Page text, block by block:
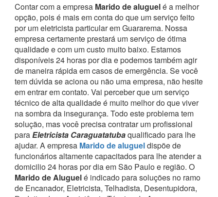
Contar com a empresa Marido de aluguelé a melhor
opção, pois é mais em conta do que um serviço feito
por um eletricista particular em Guararema. Nossa
empresa certamente prestará um serviço de ótima
qualidade e com um custo muito baixo. Estamos
disponíveis 24 horas por dia e podemos também agir
de maneira rápida em casos de emergência. Se você
tem dúvida se aciona ou não uma empresa, não hesite
em entrar em contato. Vai perceber que um serviço
técnico de alta qualidade é muito melhor do que viver
na sombra da insegurança. Todo este problema tem
solução, mas você precisa contratar um profissional
paraEletricista Caraguatatubaqualificado para lhe
ajudar. A empresa Marido de alugueldispõe de
funcionários altamente capacitados para lhe atender a
domicilio 24 horas por dia em São Paulo e região. O
Marido de Aluguelé indicado para soluções no ramo
de Encanador, Eletricista, Telhadista, Desentupidora,